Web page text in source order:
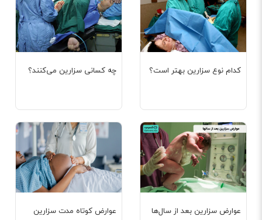
چه کسانی سزارین می‌کنند؟ کدام نوع سزارین بهتر است؟
عوارض کوتاه مدت سزارین
عوارض سزارین بعد از سال‌ها